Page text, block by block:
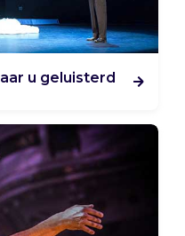
u geluisterd